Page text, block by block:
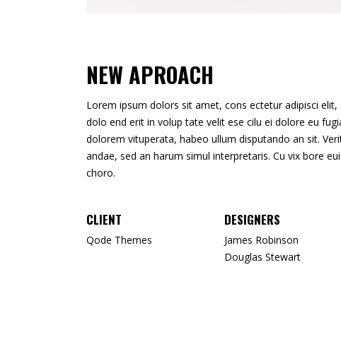
NEW APROACH
Lorem ipsum dolors sit amet, cons ectetur adipisci
dolo end erit in volup tate velit ese cilu ei dolore eu
dolorem vituperata, habeo ullum disputando an sit.
andae, sed an harum simul interpretaris. Cu vix bore
choro.
CLIENT
Qode Themes
DESIGNERS
James Robinson
Douglas Stewart